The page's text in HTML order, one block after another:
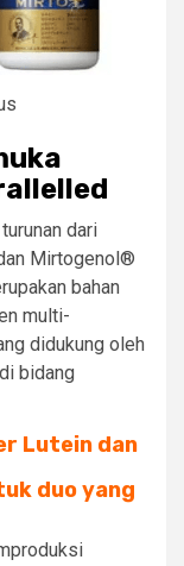
dari
Mirtogenol®
bahan
multi-
didukung oleh
bidang
Lutein dan
duo yang